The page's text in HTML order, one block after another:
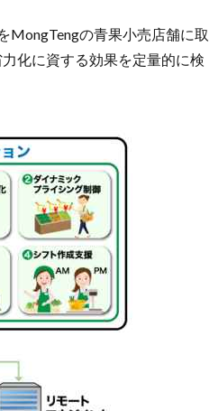
MongTengの青果小売店舗に取
化に資する効果を定量的に検